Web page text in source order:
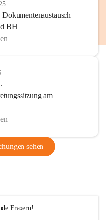
BH
am
sehen
Fraxern!